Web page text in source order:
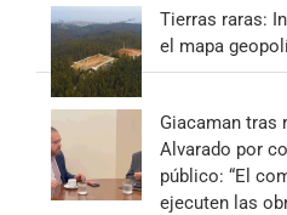
Tierras raras:
el mapa
Giacaman tras
Alvarado por
público: “El
ejecuten las